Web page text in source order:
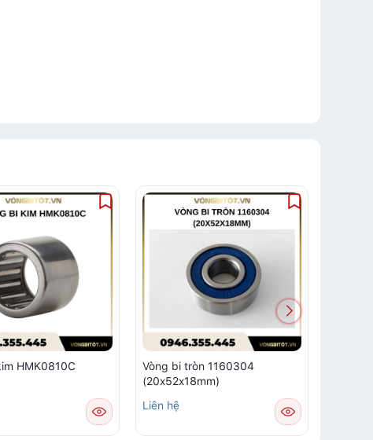
HMK0810C
Vòng bi tròn 1160304
(20x52x18mm)
Liên hệ